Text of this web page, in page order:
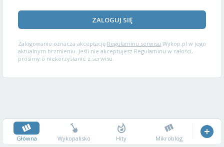
ZALOGUJ SIĘ
Zalogowanie oznacza akceptację Regulaminu serwisu Wykop.pl w jego
aktualnym brzmieniu. Jeśli nie akceptujesz Regulaminu w całości,
prosimy o niekorzystanie z serwisu.
Główna Wykopalisko Hity Mikroblog